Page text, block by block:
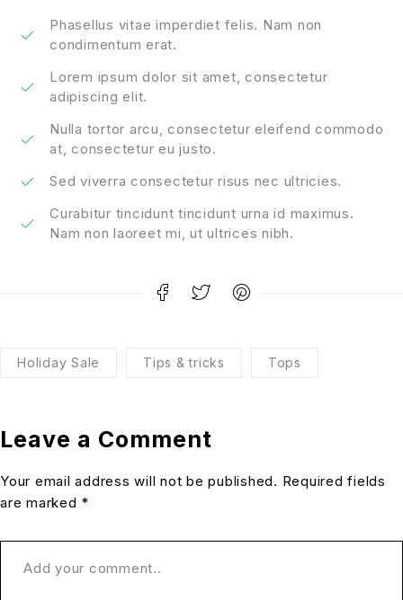
Phasellus vitae imperdiet felis. Nam non
condimentum erat.
Lorem ipsum dolor sit amet, consectetur
adipiscing elit.
Nulla tortor arcu, consectetur eleifend commodo
at, consectetur eu justo.
Sed viverra consectetur risus nec ultricies.
Curabitur tincidunt tincidunt urna id maximus.
Nam non laoreet mi, ut ultrices nibh.
Holiday Sale Tips & tricks Tops
Leave a Comment
Your email address will not be published. Required fields
are marked *